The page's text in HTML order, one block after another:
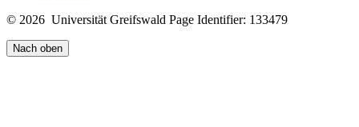
© 2026 Universität Greifswald Page Identifier: 133479
Nach oben